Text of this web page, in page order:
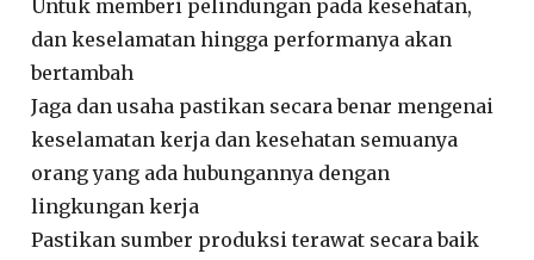
Untuk memberi pelindungan pada kesehatan,
dan keselamatan hingga performanya akan
bertambah
Jaga dan usaha pastikan secara benar mengenai
keselamatan kerja dan kesehatan semuanya
orang yang ada hubungannya dengan
lingkungan kerja
Pastikan sumber produksi terawat secara baik